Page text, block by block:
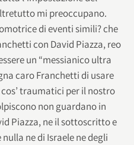
mi preoccupano.
di eventi simili? che
con David Piazza, reo
un “messianico ultra
caro Franchetti di usare
traumatici per il nostro
non guardano in
Piazza, ne il sottoscritto e
ne di Israele ne degli